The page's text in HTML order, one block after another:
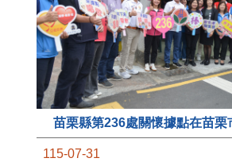
苗栗縣第236處關懷據點在苗栗
115-07-31